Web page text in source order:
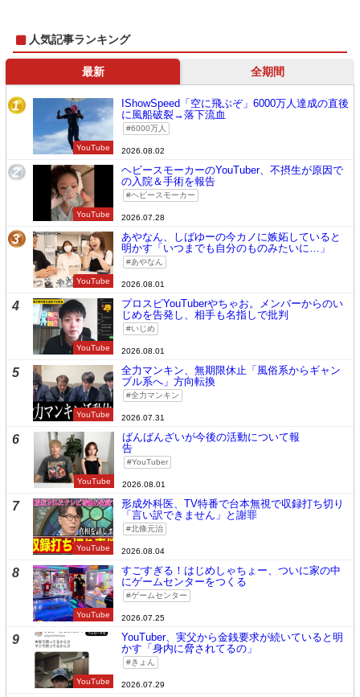
人気記事ランキング
最新 全期間
1
YouTube
IShowSpeed「空に飛ぶぞ」6000万人達成の直後
に風船破裂→落下流血
6000万人
2026.08.02
2
YouTube
ヘビースモーカーのYouTuber、不摂生が原因で
の入院＆手術を報告
ヘビースモーカー
2026.07.28
3
YouTube
あやなん、しばゆーの今カノに嫉妬していると
明かす「いつまでも自分のものみたいに…」
あやなん
2026.08.01
4
YouTube
プロスピYouTuberやちゃお。メンバーからのい
じめを告発し、相手も名指しで批判
いじめ
2026.08.01
5
YouTube
全力マンキン、無期限休止「風俗系からギャン
ブル系へ」方向転換
全力マンキン
2026.07.31
6
YouTube
ばんばんざいが今後の活動について報
告
YouTuber
2026.08.01
7
YouTube
形成外科医、TV特番で台本無視で収録打ち切り
「言い訳できません」と謝罪
北條元治
2026.08.04
8
YouTube
すごすぎる！はじめしゃちょー、ついに家の中
にゲームセンターをつくる
ゲームセンター
2026.07.25
9
YouTube
YouTuber、実父から金銭要求が続いていると明
かす「身内に脅されてるの」
きょん
2026.07.29